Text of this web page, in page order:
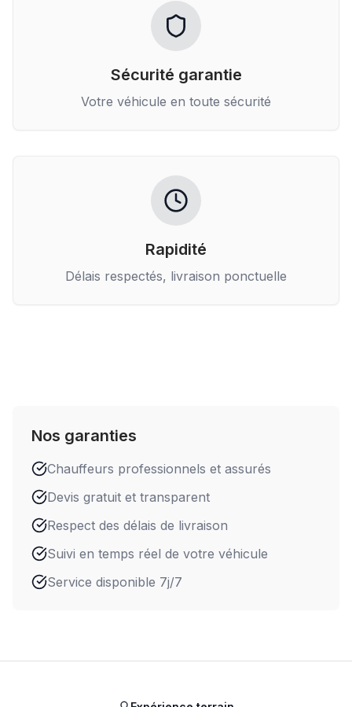
Sécurité garantie
Votre véhicule en toute sécurité
Rapidité
Délais respectés, livraison ponctuelle
Nos garanties
Chauffeurs professionnels et assurés
Devis gratuit et transparent
Respect des délais de livraison
Suivi en temps réel de votre véhicule
Service disponible 7j/7